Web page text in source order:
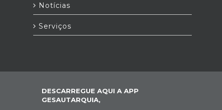
Notícias
Serviços
DESCARREGUE AQUI A APP
GESAUTARQUIA,